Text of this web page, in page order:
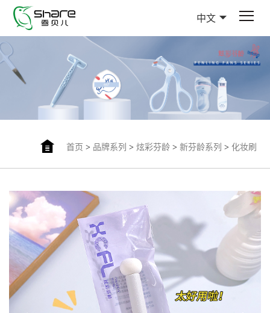
中文
首页 > 品牌系列 > 炫彩芬龄> 新芬龄系列 > 化妆刷